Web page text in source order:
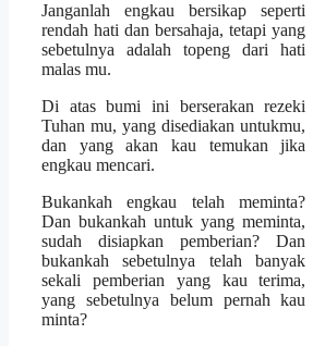
Janganlah engkau bersikap seperti
rendah hati dan bersahaja, tetapi yang
sebetulnya adalah topeng dari hati
malas mu.
Di atas bumi ini berserakan rezeki
Tuhan mu, yang disediakan untukmu,
dan yang akan kau temukan jika
engkau mencari.
Bukankah engkau telah meminta?
Dan bukankah untuk yang meminta,
sudah disiapkan pemberian? Dan
bukankah sebetulnya telah banyak
sekali pemberian yang kau terima,
yang sebetulnya belum pernah kau
minta?